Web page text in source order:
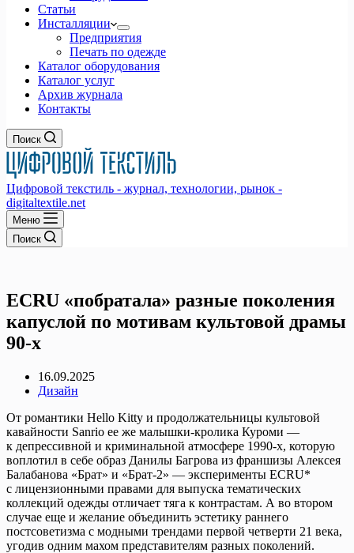
Статьи
Инсталляции
Предприятия
Печать по одежде
Каталог оборудования
Каталог услуг
Архив журнала
Контакты
Поиск
Цифровой текстиль - журнал, технологии, рынок -
digitaltextile.net
Меню
Поиск
ECRU «побратала» разные поколения
капуслой по мотивам культовой драмы
90-х
16.09.2025
Дизайн
От романтики Hello Kitty и продолжательницы культовой
кавайности Sanrio ее же малышки-кролика Куроми —
к депрессивной и криминальной атмосфере 1990-х, которую
воплотил в себе образ Данилы Багрова из франшизы Алексея
Балабанова «Брат» и «Брат-2» — эксперименты ECRU*
с лицензионными правами для выпуска тематических
коллекций одежды отличает тяга к контрастам. А во втором
случае еще и желание объединить эстетику раннего
постсоветизма с модными трендами первой четверти 21 века,
угодив одним махом представителям разных поколений.